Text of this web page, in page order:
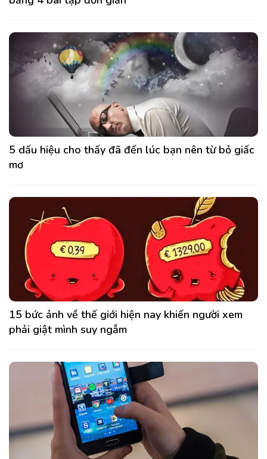
5 dấu hiệu cho thấy đã đến lúc bạn nên từ bỏ giấc
mơ
15 bức ảnh về thế giới hiện nay khiến người xem
phải giật mình suy ngẫm